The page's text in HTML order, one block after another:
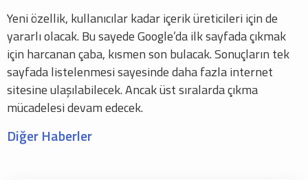
Yeni özellik, kullanıcılar kadar içerik üreticileri için de
yararlı olacak. Bu sayede Google’da ilk sayfada çıkmak
için harcanan çaba, kısmen son bulacak. Sonuçların tek
sayfada listelenmesi sayesinde daha fazla internet
sitesine ulaşılabilecek. Ancak üst sıralarda çıkma
mücadelesi devam edecek.
Diğer Haberler